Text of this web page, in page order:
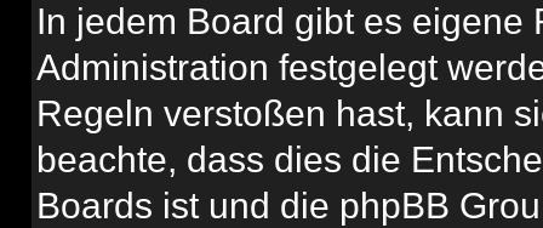
In jedem Board gibt es
Administration festgelegt
Regeln verstoßen hast, kann
beachte, dass dies die
Boards ist und die phpBB